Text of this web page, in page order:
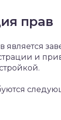
прав
является
и